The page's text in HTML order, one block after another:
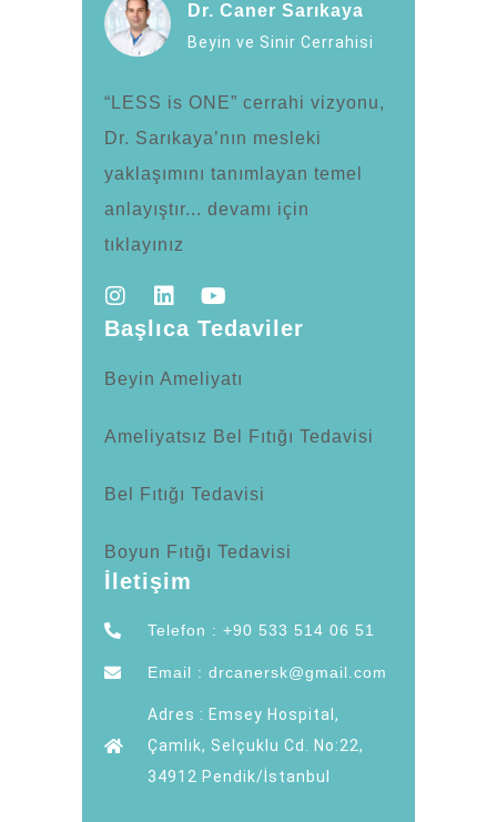
Dr. Caner Sarıkaya
Beyin ve Sinir Cerrahisi
“LESS is ONE” cerrahi vizyonu,
Dr. Sarıkaya’nın mesleki
yaklaşımını tanımlayan temel
anlayıştır... devamı için
tıklayınız
Başlıca Tedaviler
Beyin Ameliyatı
Ameliyatsız Bel Fıtığı Tedavisi
Bel Fıtığı Tedavisi
Boyun Fıtığı Tedavisi
İletişim
Telefon : +90 533 514 06 51
Email : drcanersk@gmail.com
Adres : Emsey Hospital,
Çamlık, Selçuklu Cd. No:22,
34912 Pendik/İstanbul